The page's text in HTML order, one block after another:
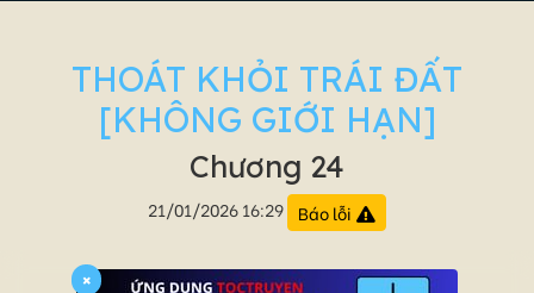
THOÁT KHỎI TRÁI ĐẤT
[KHÔNG GIỚI HẠN]
Chương 24
21/01/2026 16:29 Báo lỗi
×